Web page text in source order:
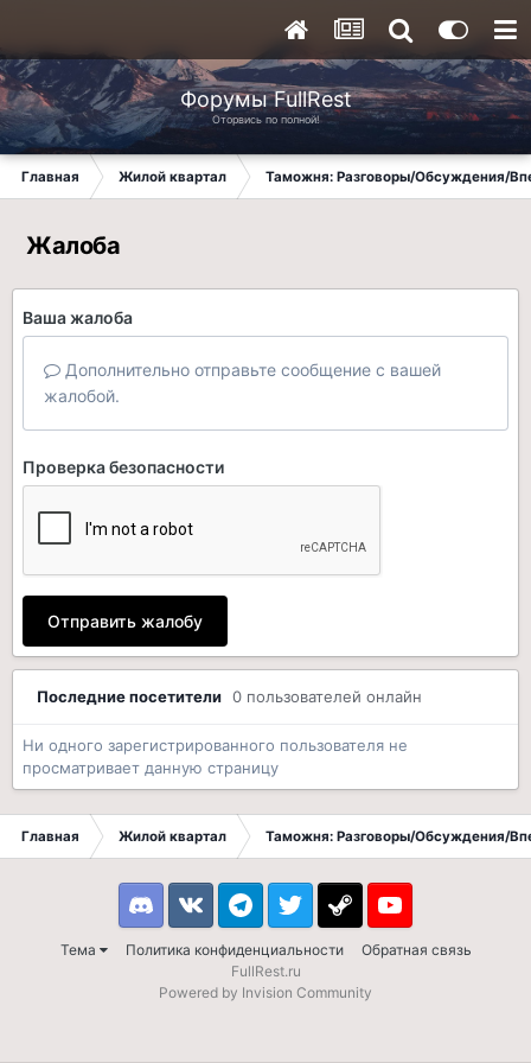
Форумы FullRest
Оторвись по полной!
Главная Жилой квартал Таможня: Разговоры/Обсуждения/
Жалоба
Ваша жалоба
Дополнительно отправьте сообщение с вашей
жалобой.
Проверка безопасности
Отправить жалобу
Последние посетители 0 пользователей онлайн
Ни одного зарегистрированного пользователя не
просматривает данную страницу
Главная Жилой квартал Таможня: Разговоры/Обсуждения/
Тема Политика конфиденциальности Обратная связь
DiscordVK TelegramTwitter Steam Youtube
FullRest.ru
Powered by Invision Community